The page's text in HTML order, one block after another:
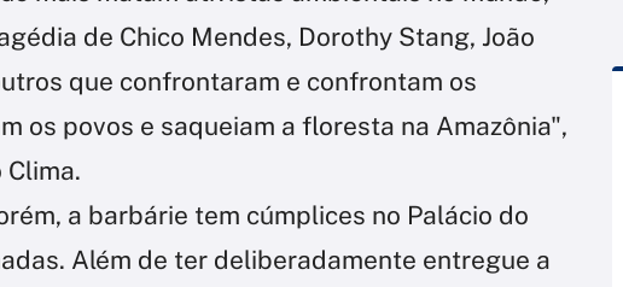
de Chico Mendes, Dorothy Stang, João
que confrontaram e confrontam os
os povos e saqueiam a floresta na Amazônia",
a barbárie tem cúmplices no Palácio do
Além de ter deliberadamente entregue a